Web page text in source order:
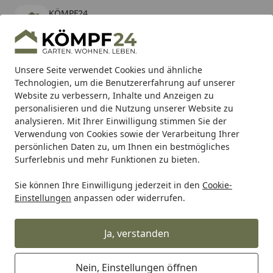
Unsere Seite verwendet Cookies und ähnliche
Technologien, um die Benutzererfahrung auf unserer
Website zu verbessern, Inhalte und Anzeigen zu
personalisieren und die Nutzung unserer Website zu
analysieren. Mit Ihrer Einwilligung stimmen Sie der
Verwendung von Cookies sowie der Verarbeitung Ihrer
persönlichen Daten zu, um Ihnen ein bestmögliches
Surferlebnis und mehr Funktionen zu bieten.
Sie können Ihre Einwilligung jederzeit in den Cookie-
Einstellungen anpassen oder widerrufen.
Ja, verstanden
Nein, Einstellungen öffnen
KÖMPF24
kostenlos - Im App Store
Hotline
Alle Produkte
Mein Konto
Suchen
Königskuchenformen